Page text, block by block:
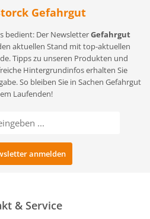
Gefahrgut
bedient: Der NewsletterGefahrgut
aktuellen Stand mit top-aktuellen
Tipps zu unseren Produkten und
Hintergrundinfos erhalten Sie
So bleiben Sie in Sachen Gefahrgut
Laufenden!
& Service